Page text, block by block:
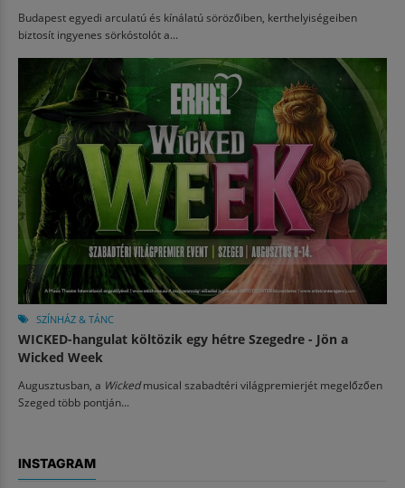
Budapest egyedi arculatú és kínálatú sörözőiben, kerthelyiségeiben
biztosít ingyenes sörkóstolót a...
SZÍNHÁZ & TÁNC
WICKED-hangulat költözik egy hétre Szegedre - Jön a
Wicked Week
Augusztusban, a Wickedmusical szabadtéri világpremierjét megelőzően
Szeged több pontján...
INSTAGRAM